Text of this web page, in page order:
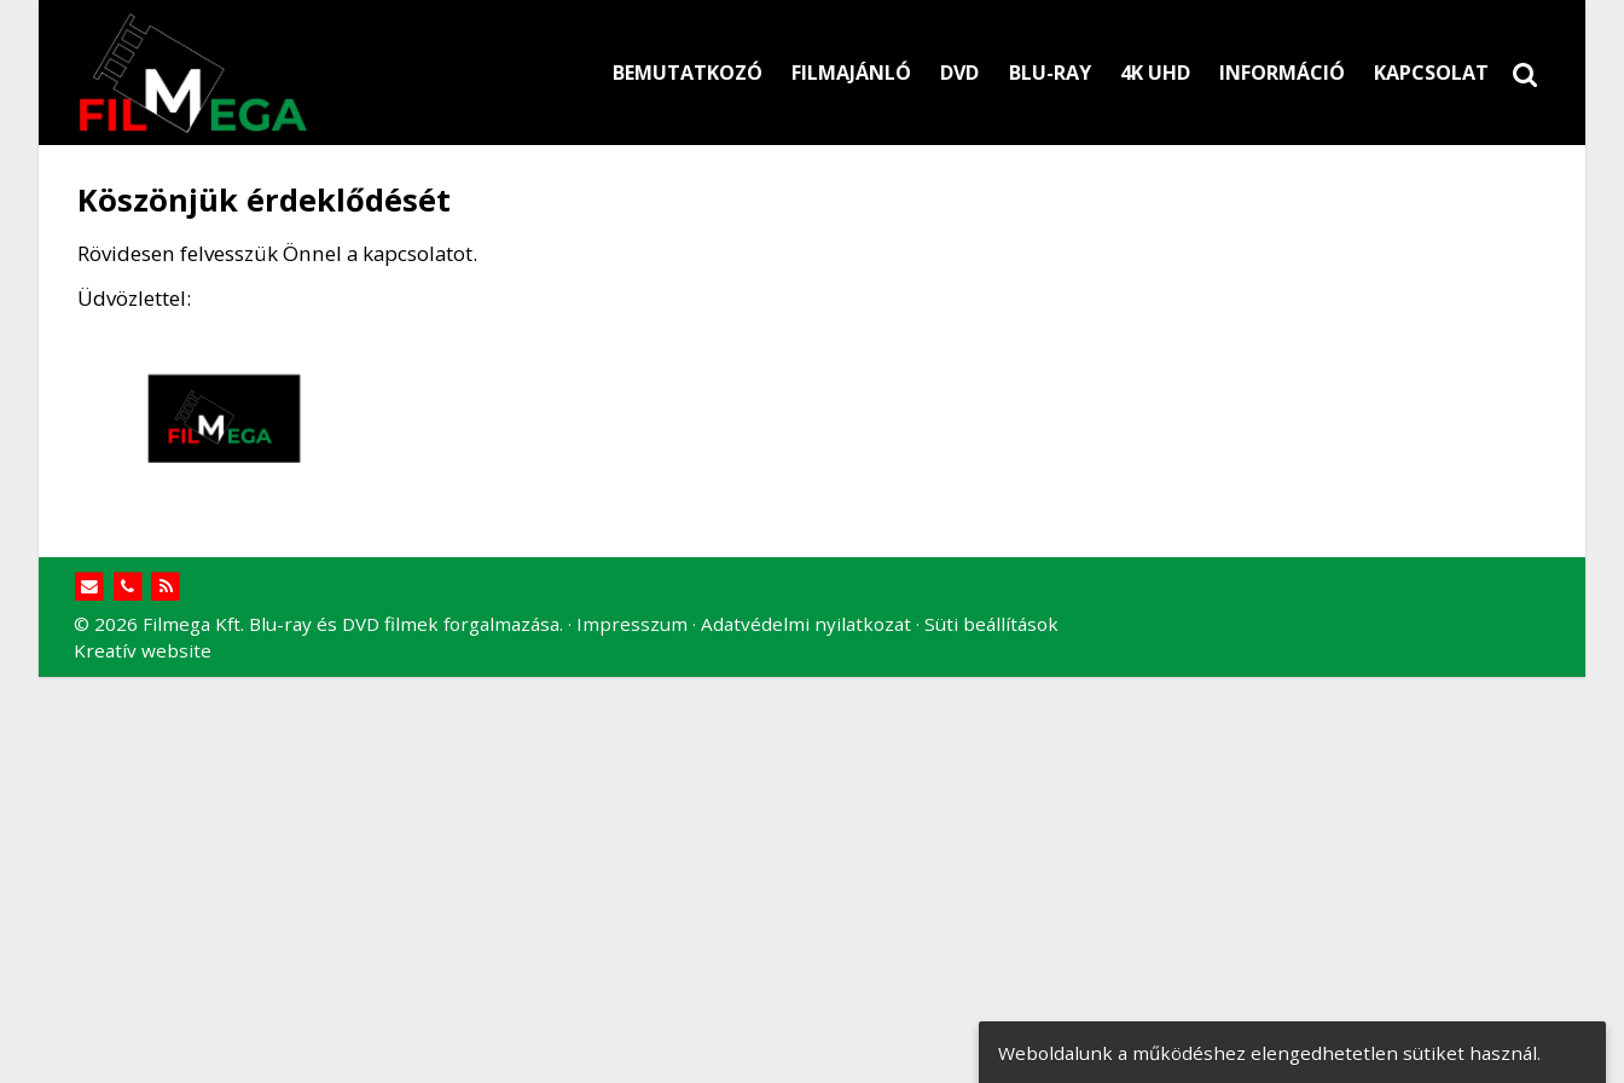
BEMUTATKOZÓ FILMAJÁNLÓ DVD BLU-RAY 4K UHD INFORMÁCIÓ KAPCSOLAT
Köszönjük érdeklődését
Rövidesen felvesszük Önnel a kapcsolatot.
Üdvözlettel:
© 2026 Filmega Kft. Blu-ray és DVD filmek forgalmazása. Impresszum Adatvédelmi nyilatkozat Süti beállítások
Kreatív website
Weboldalunk a működéshez elengedhetetlen sütiket használ.